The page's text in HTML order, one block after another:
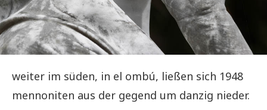
weiter im süden, in el ombú, ließen sich 1948
mennoniten aus der gegend um danzig nieder.